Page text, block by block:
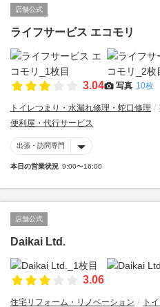
店舗公式
ライフサービス エコモリ
3.04 写真 10枚
トイレつまり・水漏れ修理・蛇口修理
便利屋・代行サービス
出張・訪問専門
本日の営業状況 9:00〜16:00
店舗公式
Daikai Ltd.
3.06
住宅リフォーム・リノベーション ト